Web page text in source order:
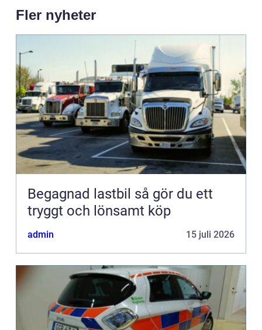
Fler nyheter
Begagnad lastbil så gör du ett
tryggt och lönsamt köp
admin 15 juli 2026